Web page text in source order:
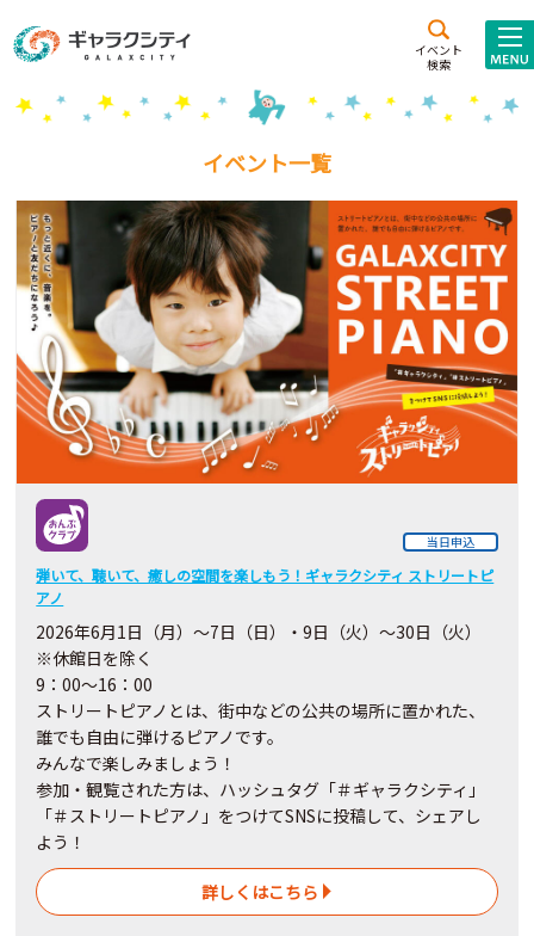
イベント
検索
施設案内
こども
西新井
施設･
施設貸出･団体利用
こどもみーてぃんぐ
Gがくえん
ブランドからのお知らせ
いっしょに創る
イベントレポート
イベント一覧
当日申込
弾いて、聴いて、癒しの空間を楽しもう！ギャラクシティ ストリートピ
アノ
2026年6月1 日（月）～7日（日）・9日（火）～30日 （火）
※休館日を除く
9：00～16：00
ストリートピアノとは、街中などの公共の場所に置かれた、
誰でも自由に弾けるピアノです。
みんなで楽しみましょう！
参加・観覧された方は、ハッシュタグ「＃ギャラクシティ」
「＃ストリートピアノ」をつけてSNSに投稿して、シェアし
よう！
詳しくはこちら